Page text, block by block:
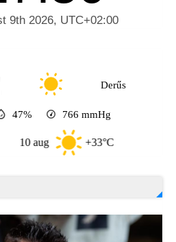
Derűs
47% 766 mmHg
+33°C